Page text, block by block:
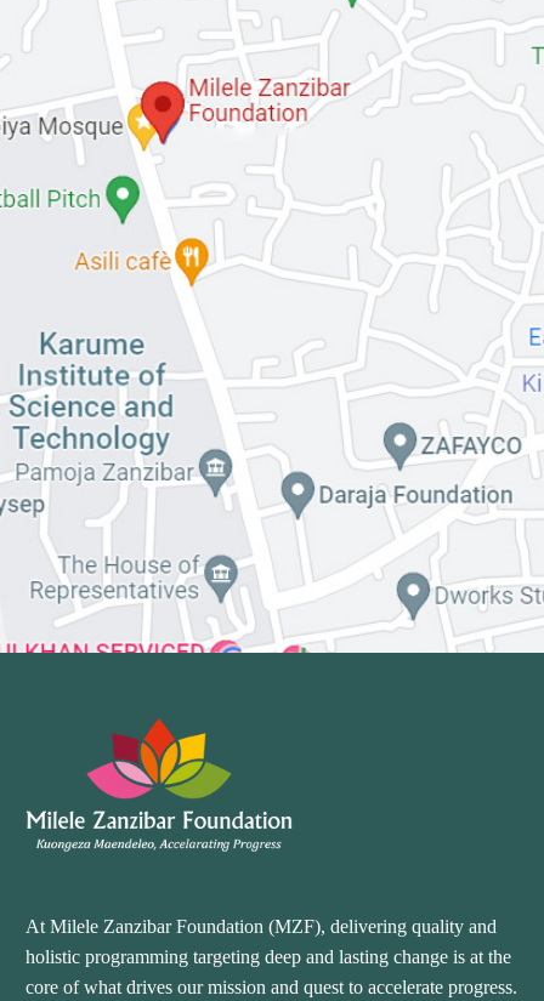
At Milele Zanzibar Foundation (MZF), delivering quality and
holistic programming targeting deep and lasting change is at the
core of what drives our mission and quest to accelerate progress.